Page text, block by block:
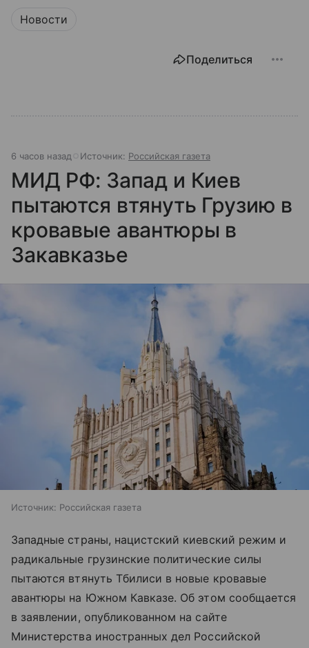
Новости
Поделиться
6 часов назад Источник: Российская газета
МИД РФ: Запад и Киев
пытаются втянуть Грузию в
кровавые авантюры в
Закавказье
Источник: Российская газета
Западные страны, нацистский киевский режим и
радикальные грузинские политические силы
пытаются втянуть Тбилиси в новые кровавые
авантюры на Южном Кавказе. Об этом сообщается
в заявлении, опубликованном на сайте
Министерства иностранных дел Российской